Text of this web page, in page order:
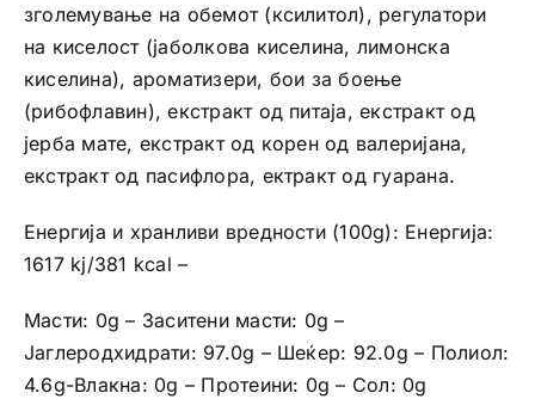
зголемување на обемот (ксилитол), регулатори
на киселост (јаболкова киселина, лимонска
киселина), ароматизери, бои за боење
(рибофлавин), екстракт од питаја, екстракт од
јерба мате, екстракт од корен од валеријана,
екстракт од пасифлора, ектракт од гуарана.
Енергија и хранливи вредности (100g): Енергија:
1617 kj/381 kcal –
Масти: 0g – Заситени масти: 0g –
Јаглеродхидрати: 97.0g – Шеќер: 92.0g – Полиол:
4.6g-Влакна: 0g – Протеини: 0g – Сол: 0g